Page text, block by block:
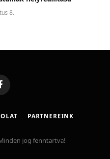
8.
Facebook
PARTNEREINK
jog fenntartva!